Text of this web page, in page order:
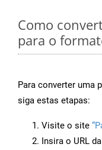
Como
para o
Para converter uma
siga estas etapas:
Visite o site
Insira o URL